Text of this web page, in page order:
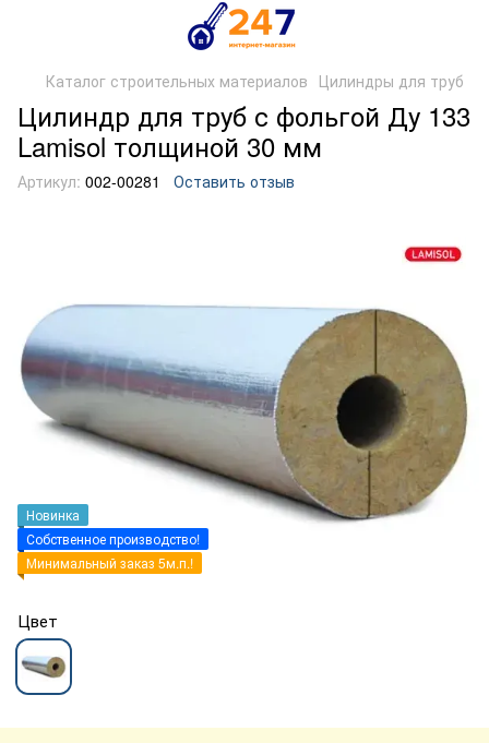
Каталог строительных материалов Цилиндры для труб
Цилиндр для труб с фольгой Ду 133
Lamisol толщиной 30 мм
Артикул: 002-00281 Оставить отзыв
Новинка
Собственное производство!
Минимальный заказ 5м.п.!
Цвет